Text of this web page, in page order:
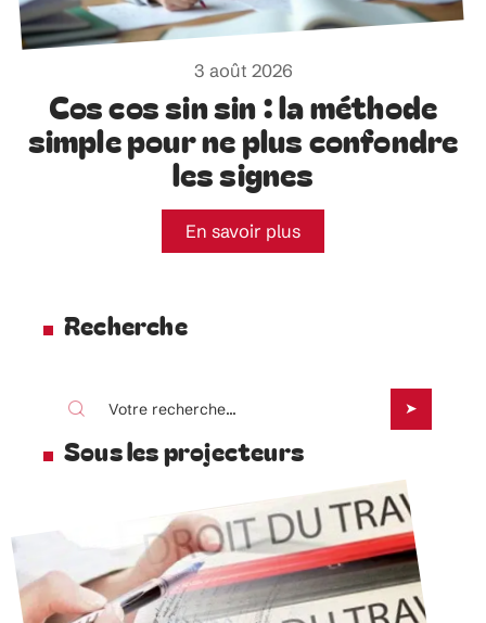
3 août 2026
Cos cos sin sin : la méthode
simple pour ne plus confondre
les signes
En savoir plus
Recherche
Sous les projecteurs